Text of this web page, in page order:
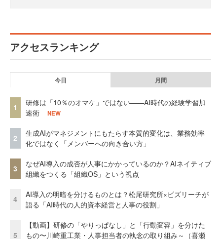
アクセスランキング
今日 月間
1
研修は「10％のオマケ」ではない——AI時代の経験学習加
速術
NEW
2
生成AIがマネジメントにもたらす本質的変化は、業務効率
化ではなく「メンバーへの向き合い方」
3
なぜAI導入の成否が人事にかかっているのか？AIネイティブ
組織をつくる「組織OS」という視点
4
AI導入の明暗を分けるものとは？松尾研究所×ビズリーチが
語る「AI時代の人的資本経営と人事の役割」
5
【動画】研修の「やりっぱなし」と「行動変容」を分けた
もの〜川崎重工業・人事担当者の執念の取り組み～（喜瀬